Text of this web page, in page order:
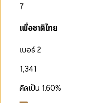
7
เพื่อชาติไทย
เบอร์ 2
1,341
คิดเป็น 1.60%